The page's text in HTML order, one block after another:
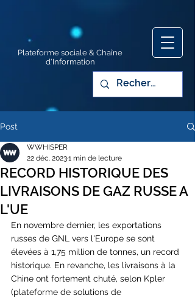
Plateforme sociale & Chaîne
d'Information
Post
RECORD HISTORIQUE DES
LIVRAISONS DE GAZ RUSSE A
L'UE
WWHISPER
22 déc. 20231 min de lecture
En novembre dernier, les exportations
russes de GNL vers l'Europe se sont
élevées à 1,75 million de tonnes, un record
historique. En revanche, les livraisons à la
Chine ont fortement chuté, selon Kpler
(plateforme de solutions de